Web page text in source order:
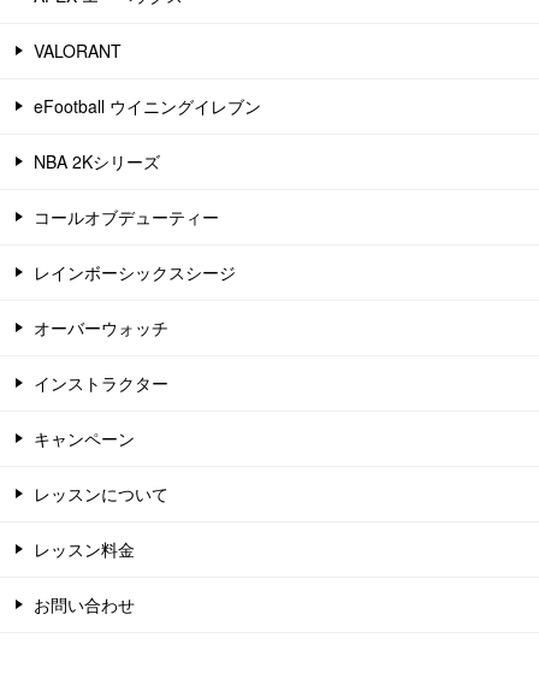
VALORANT
eFootball ウイニングイレブン
NBA 2Kシリーズ
コールオブデューティー
レインボーシックスシージ
オーバーウォッチ
インストラクター
キャンペーン
レッスンについて
レッスン料金
お問い合わせ